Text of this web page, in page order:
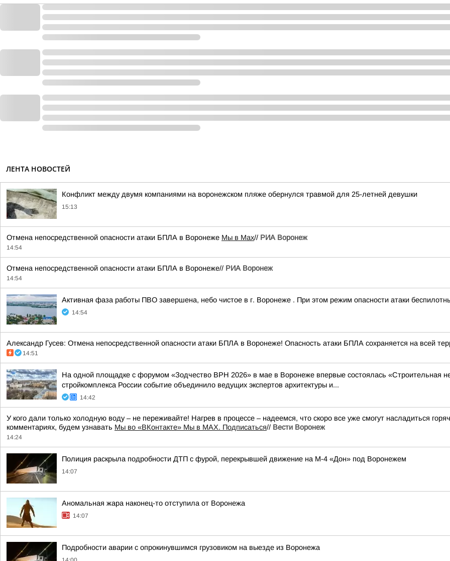
ЛЕНТА НОВОСТЕЙ
Конфликт между двумя компаниями на воронежском пляже обернулся травмой для 25-летней девушки
15:13
Отмена непосредственной опасности атаки БПЛА в Воронеже Мы в Мах// РИА Воронеж
14:54
Отмена непосредственной опасности атаки БПЛА в Воронеже// РИА Воронеж
14:54
Активная фаза работы ПВО завершена, небо чистое в г. Воронеже . При этом режим опасности атаки
14:54
Александр Гусев: Отмена непосредственной опасности атаки БПЛА в Воронеже! Опасность атаки БПЛА сохраняется на всей
14:51
На одной площадке с форумом «Зодчество ВРН 2026» в мае в Воронеже впервые состоялась «Строительная
стройкомплекса России событие объединило ведущих экспертов архитектуры и...
14:42
У кого дали только холодную воду – не переживайте! Нагрев в процессе – надеемся, что скоро все уже смогут насладиться
комментариях, будем узнавать Мы во «ВКонтакте» Мы в MAX. Подписаться// Вести Воронеж
14:24
Полиция раскрыла подробности ДТП с фурой, перекрывшей движение на М-4 «Дон» под Воронежем
14:07
Аномальная жара наконец-то отступила от Воронежа
14:07
Подробности аварии с опрокинувшимся грузовиком на выезде из Воронежа